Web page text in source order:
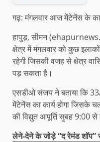
गढ़: मंगलवार आज मेंटेनेंस के
हापुड़, सीमन
क्षेत्र में मंगलवार को कुछ
रहेगी जिसकी वजह से क्षेत्र
पड़ सकता है।
एसडीओ संजय ने बताया कि 33/
मेंटेनेंस का कार्य होगा जिसके
की विद्युत आपूर्ति सुबह 9:00
लेने-देने के जोड़े “द रेमंड